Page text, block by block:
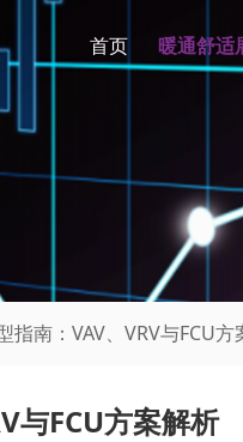
首页 暖通舒适
指南：VAV、VRV与FCU方
与FCU方案解析